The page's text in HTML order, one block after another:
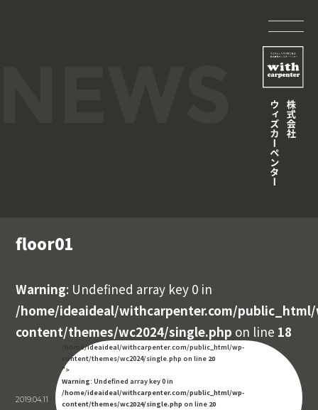
floor01
Warning: Undefined array key 0 in
/home/ideaideal/withcarpenter.com/
content/themes/wc2024/single.php on line 18
2019.04.11
/home/ideaideal/withcarpenter.com/public_html/wp-
content/themes/wc2024/single.php on line 20
">
Warning: Undefined array key 0 in
/home/ideaideal/withcarpenter.com/public_html/wp-
content/themes/wc2024/single.php on line 20